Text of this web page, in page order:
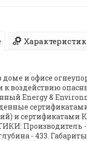
доме и офисе
к воздействию
Energy &
и сертификатами
Производитель -
- 433.